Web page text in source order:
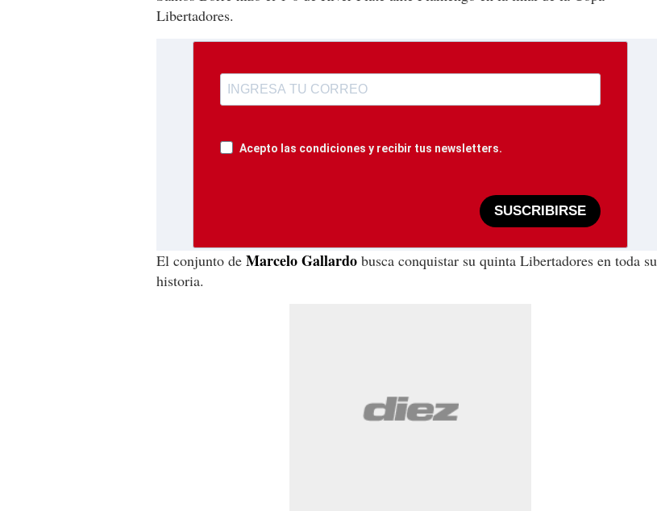
Libertadores.
Acepto las condiciones y recibir tus newsletters.
SUSCRIBIRSE
El conjunto de Marcelo Gallardo busca conquistar su quinta Libertadores en toda su
historia.